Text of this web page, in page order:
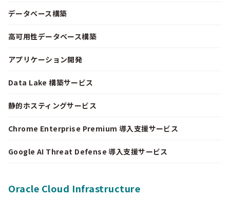
データベース構築
高可用性データベース構築
アプリケーション開発
Data Lake 構築サービス
静的ホスティングサービス
Chrome Enterprise Premium 導入支援サービス
Google AI Threat Defense 導入支援サービス
Oracle Cloud Infrastructure